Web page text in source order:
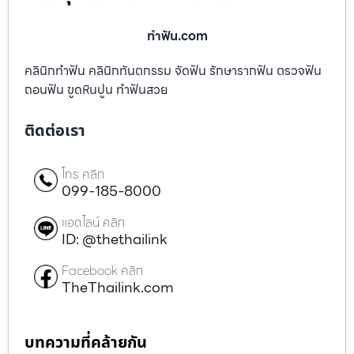
ทําฟัน.com
คลินิกทำฟัน คลินิกทันตกรรม จัดฟัน รักษารากฟัน ตรวจฟัน
ถอนฟัน ขูดหินปูน ทำฟันสวย
ติดต่อเรา
โทร คลิก
099-185-8000
แอดไลน์ คลิก
ID: @thethailink
Facebook คลิก
TheThailink.com
บทความที่คล้ายกัน